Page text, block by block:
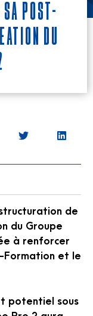
post-
du
de
du Groupe
à renforcer
Formation et le
potentiel sous